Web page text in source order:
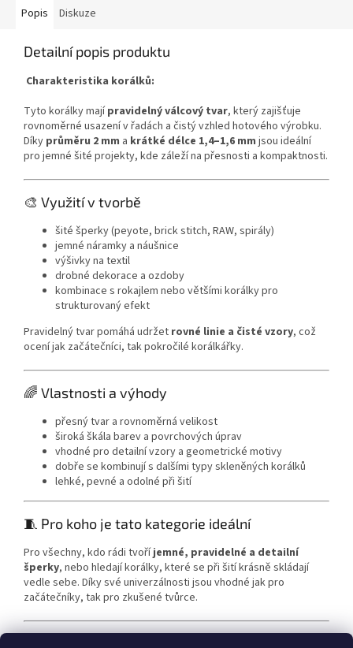
Popis Diskuze
Detailní popis produktu
Charakteristika korálků:
Tyto korálky majípravidelný válcový tvar, který zajišťuje
rovnoměrné usazení v řadách a čistý vzhled hotového výrobku.
Díky průměru 2 mm a krátké délce 1,4–1,6 mm jsou ideální
pro jemné šité projekty, kde záleží na přesnosti a kompaktnosti.
🎨 Využití v tvorbě
šité šperky (peyote, brick stitch, RAW, spirály)
jemné náramky a náušnice
výšivky na textil
drobné dekorace a ozdoby
kombinace s rokajlem nebo většími korálky pro
strukturovaný efekt
Pravidelný tvar pomáhá udržet rovné linie a čisté vzory, což
ocení jak začátečníci, tak pokročilé korálkářky.
🌈 Vlastnosti a výhody
přesný tvar a rovnoměrná velikost
široká škála barev a povrchových úprav
vhodné pro detailní vzory a geometrické motivy
dobře se kombinují s dalšími typy skleněných korálků
lehké, pevné a odolné při šití
🧵 Pro koho je tato kategorie ideální
Pro všechny, kdo rádi tvoříjemné, pravidelné a detailní
šperky, nebo hledají korálky, které se při šití krásně skládají
vedle sebe. Díky své univerzálnosti jsou vhodné jak pro
začátečníky, tak pro zkušené tvůrce.